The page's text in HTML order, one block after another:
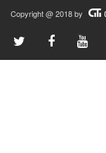
Copyright @ 2018 by